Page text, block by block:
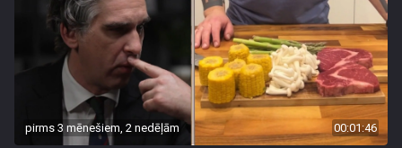
pirms 3 mēnešiem, 2 nedēļām 00:01:46